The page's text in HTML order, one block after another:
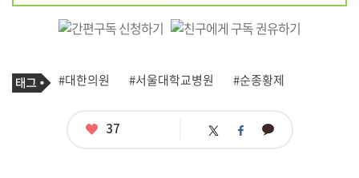
기
사
태
그
#대한의원 #서울대학교병원 #순종황제
좋
37 트 페 카